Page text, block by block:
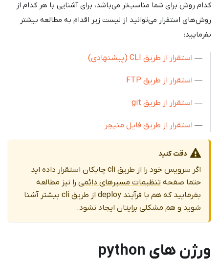
کدام روش برای شما مناسب‌تر می‌باشد، برای آشنایی با هر کدام از
روش‌های استقرار می‌توانید از لیست زیر اقدام به مطالعه بیشتر
بفرمایید:
— استقرار از طریق CLI (پیشنهادی)
— استقرار از طریق FTP
— استقرار از طریق git
— استقرار از طریق فایل منیجر
دقت کنید
اگر سرویس خود را از طریق cli چابکان استقرار داده اید
حتما صفحه تنظیمات مسیرهای دائمی را نیز مطالعه
بفرمایید که هم با فرآیند deploy از طریق cli بیشتر آشنا
شوید و هم مشکلی برایتان ایجاد نشود.
ورژن های python